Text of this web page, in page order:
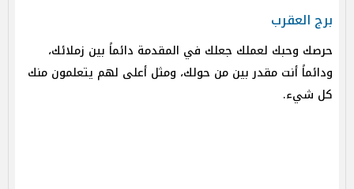
برج العقرب
حرصك وحبك لعملك جعلك في المقدمة دائماً بين زملائك،
ودائماً أنت مقدر بين من حولك، ومثل أعلى لهم يتعلمون منك
كل شيء.